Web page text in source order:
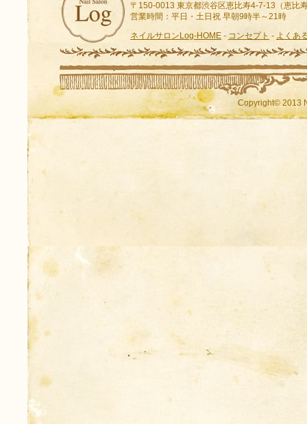
〒150-0013 東京都渋谷区恵比寿4-7-13（恵比
営業時間：平日・土日祝 早朝9時半～21時
ネイルサロンLog-HOME - コンセプト - よくあ
Copyright© 2013